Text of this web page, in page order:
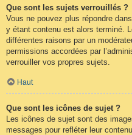
Que sont les sujets verrouillés ?
Vous ne pouvez plus répondre
y étant contenu est alors terminé.
différentes raisons par un
permissions accordées par
verrouiller vos propres sujets.
Haut
Que sont les icônes de sujet ?
Les icônes de sujet sont des
messages pour refléter leur